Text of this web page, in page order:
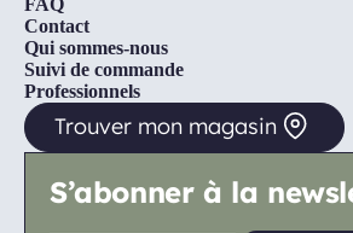
FAQ
Contact
Qui sommes-nous
Suivi de commande
Professionnels
Trouver mon magasin
S’abonner à la